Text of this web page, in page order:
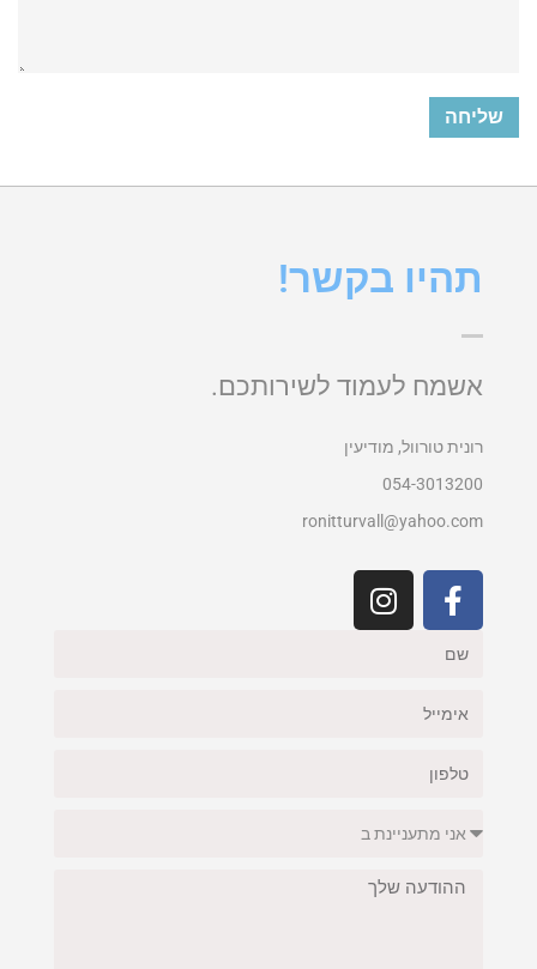
תהיו בקשר!
אשמח לעמוד לשירותכם.
רונית טורוול, מודיעין
054-3013200
ronitturvall@yahoo.com